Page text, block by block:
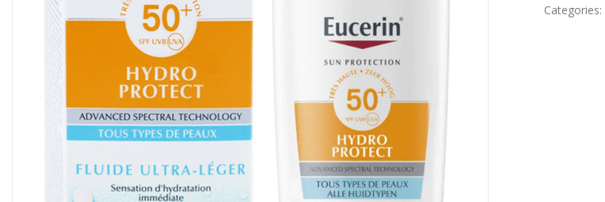
Categories